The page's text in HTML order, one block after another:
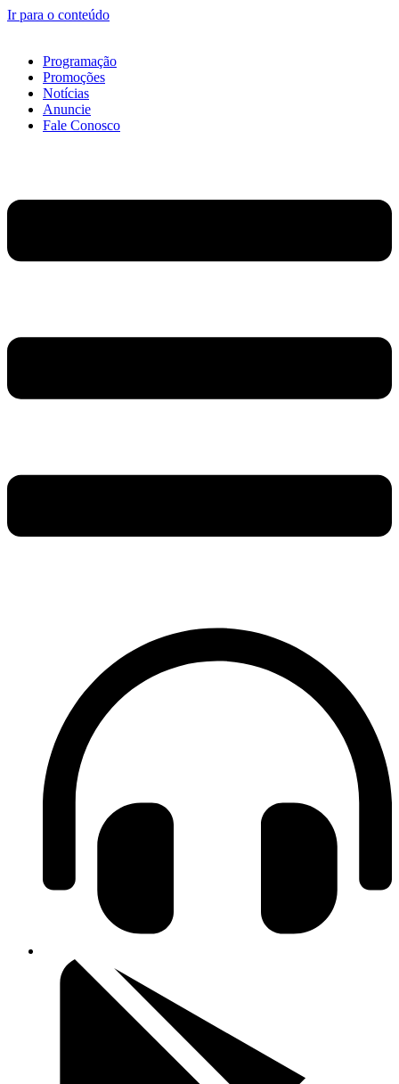
Ir para o conteúdo
Programação
Promoções
Notícias
Anuncie
Fale Conosco